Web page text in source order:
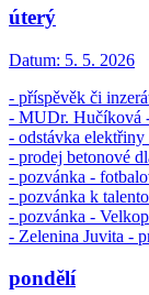
úterý
Datum: 5. 5. 2026
- příspěvěk či
- MUDr. Hučíková
- odstávka elektřiny
- prodej betonové
- pozvánka -
- pozvánka k
- pozvánka -
- Zelenina Juvita -
pondělí